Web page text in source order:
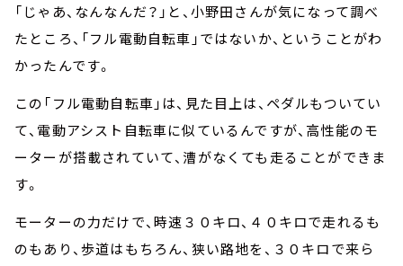
「じゃあ、なんなんだ？」と、小野田さんが気になって調べ
たところ、「フル電動自転車」ではないか、ということがわ
かったんです。
この「フル電動自転車」は、見た目上は、ペダルもついてい
て、電動アシスト自転車に似ているんですが、高性能のモ
ーターが搭載されていて、漕がなくても走ることができま
す。
モーターの力だけで、時速３０キロ、４０キロで走れるも
のもあり、歩道はもちろん、狭い路地を、３０キロで来ら